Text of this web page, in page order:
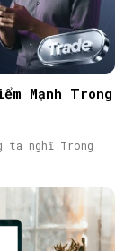
Mạnh Trong
Trong